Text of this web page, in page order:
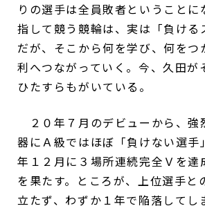
りの選手は全員敗者ということに
指して競う競輪は、実は「負ける
だが、そこから何を学び、何をつ
利へつながっていく。今、久田が
ひたすらもがいている。
２０年７月のデビューから、強
器にＡ級ではほぼ「負けない選手
年１２月に３場所連続完全Ｖを達
を果たす。ところが、上位選手と
立たず、わずか１年で陥落してし